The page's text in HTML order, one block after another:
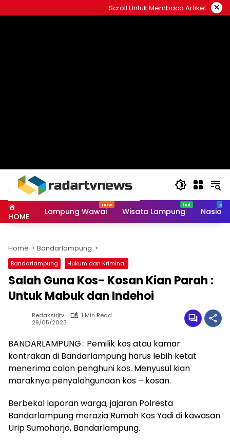
to
Scroll Untuk Membaca Artikel ×
HOME Lampung Wawai Wisata Lampung
Home Bandarlampung
Bandarlampung Hukum dan Kriminal
Salah Guna Kos- Kosan Kian Parah :
Untuk Mabuk dan Indehoi
Redaksirltv
1 Min Read
29/05/2023
BANDARLAMPUNG : Pemilik kos atau kamar
kontrakan di Bandarlampung harus lebih ketat
menerima calon penghuni kos. Menyusul kian
maraknya penyalahgunaan kos – kosan.
Berbekal laporan warga, jajaran Polresta
Bandarlampung merazia Rumah Kos Yadi di kawasan
Urip Sumoharjo, Bandarlampung.